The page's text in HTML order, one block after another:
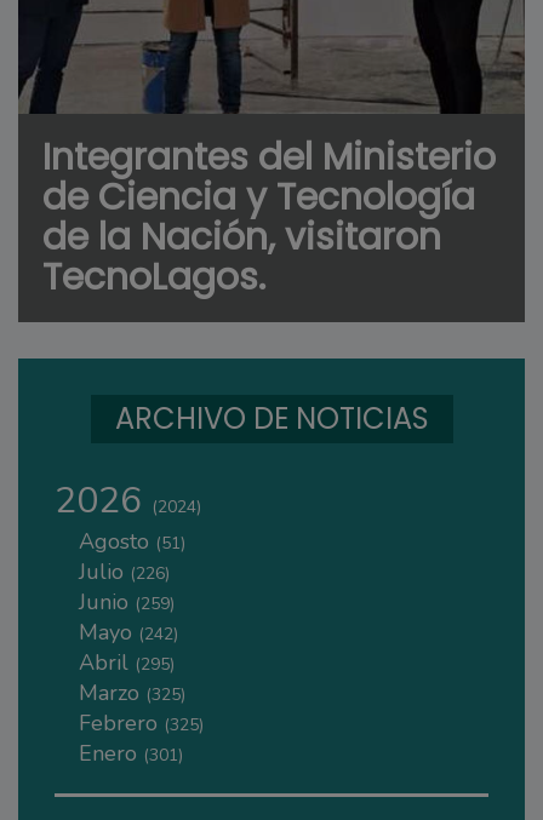
Integrantes del Ministerio
de Ciencia y Tecnología
de la Nación, visitaron
TecnoLagos.
ARCHIVO DE NOTICIAS
2026 (2024)
Agosto (51)
Julio (226)
Junio (259)
Mayo (242)
Abril (295)
Marzo (325)
Febrero (325)
Enero (301)